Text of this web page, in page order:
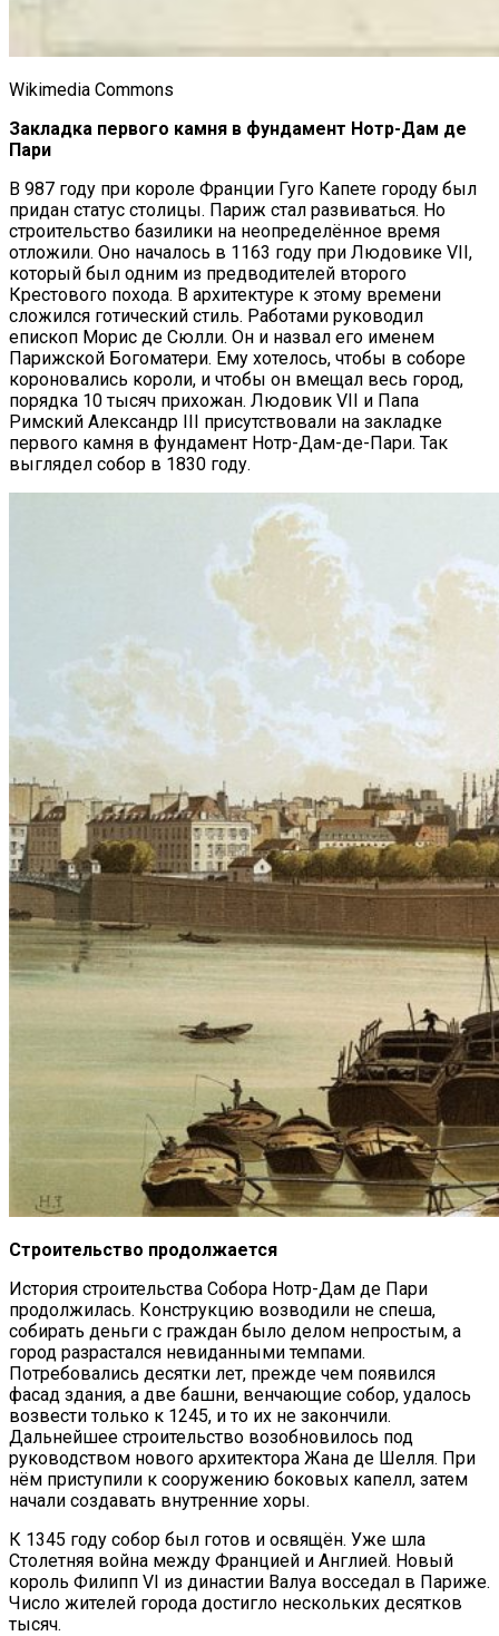
Wikimedia Commons
Закладка первого камня в фундамент Нотр-Дам де
Пари
В 987 году при короле Франции Гуго Капете городу был
придан статус столицы. Париж стал развиваться. Но
строительство базилики на неопределённое время
отложили. Оно началось в 1163 году при Людовике VII,
который был одним из предводителей второго
Крестового похода. В архитектуре к этому времени
сложился готический стиль. Работами руководил
епископ Морис де Сюлли. Он и назвал его именем
Парижской Богоматери. Ему хотелось, чтобы в соборе
короновались короли, и чтобы он вмещал весь город,
порядка 10 тысяч прихожан. Людовик VII и Папа
Римский Александр III присутствовали на закладке
первого камня в фундамент Нотр-Дам-де-Пари. Так
выглядел собор в 1830 году.
Строительство продолжается
История строительства Собора Нотр-Дам де Пари
продолжилась. Конструкцию возводили не спеша,
собирать деньги с граждан было делом непростым, а
город разрастался невиданными темпами.
Потребовались десятки лет, прежде чем появился
фасад здания, а две башни, венчающие собор, удалось
возвести только к 1245, и то их не закончили.
Дальнейшее строительство возобновилось под
руководством нового архитектора Жана де Шелля. При
нём приступили к сооружению боковых капелл, затем
начали создавать внутренние хоры.
К 1345 году собор был готов и освящён. Уже шла
Столетняя война между Францией и Англией. Новый
король Филипп VI из династии Валуа восседал в Париже.
Число жителей города достигло нескольких десятков
тысяч.